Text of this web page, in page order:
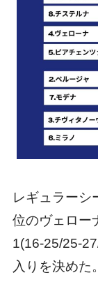
レギュラーシ
位のヴェロー
1(16-25/25-
入りを決めた。